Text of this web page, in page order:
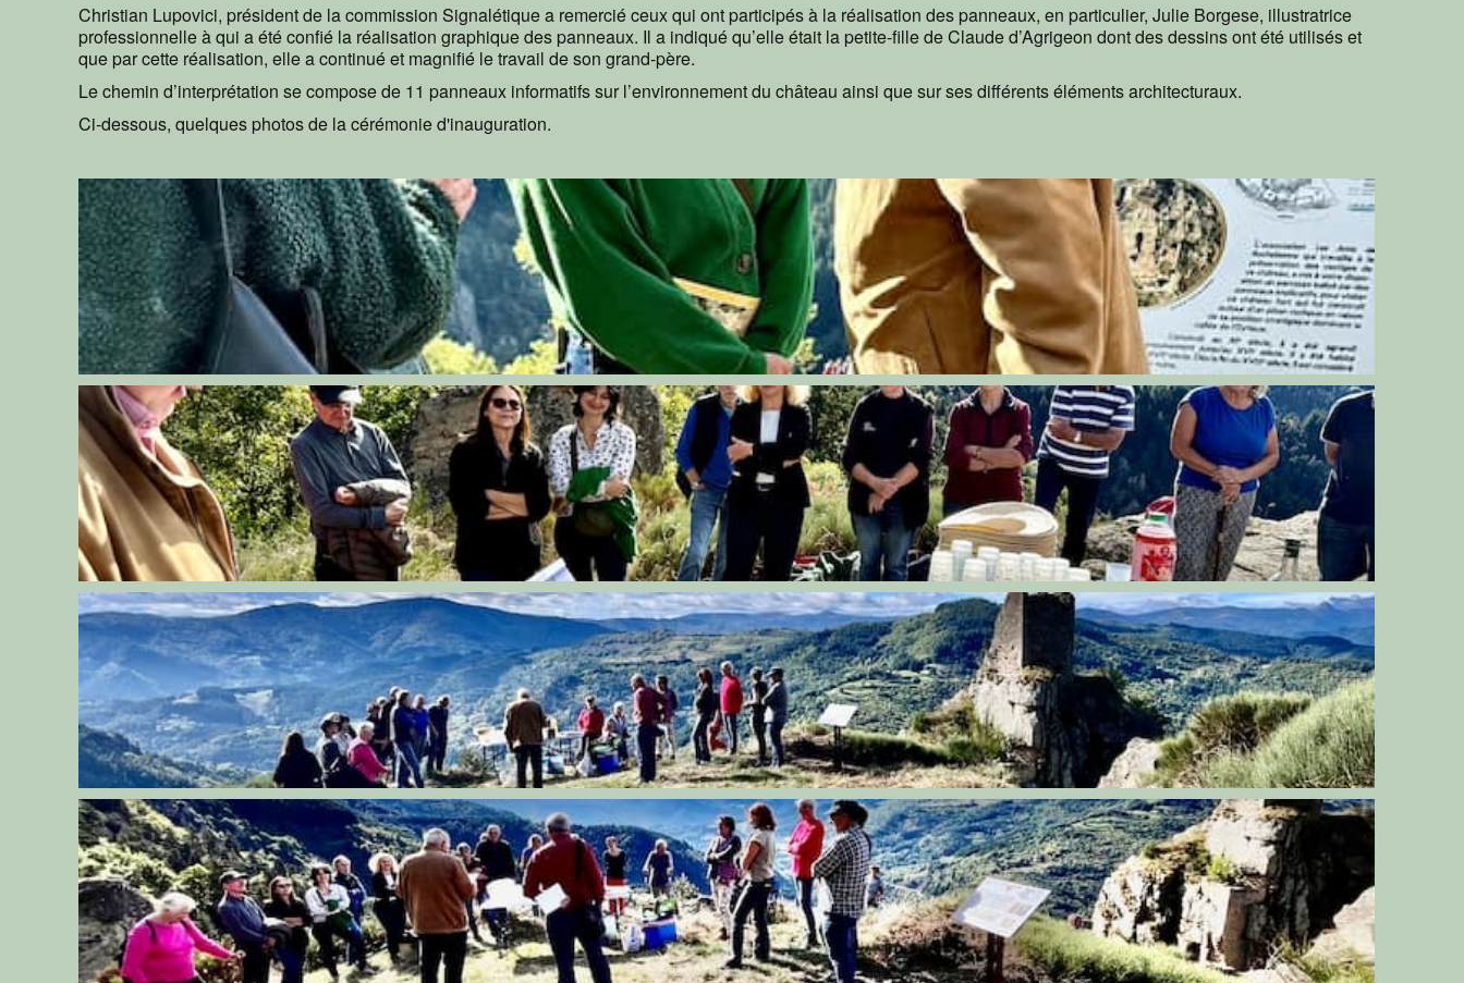
Christian Lupovici, président de la commission Signalétique a remercié ceux qui ont participés à la réalisation des panneaux, en particulier, Julie Borgese, illustratrice
professionnelle à qui a été confié la réalisation graphique des panneaux. Il a indiqué qu’elle était la petite-fille de Claude d’Agrigeon dont des dessins ont été utilisés et
que par cette réalisation, elle a continué et magnifié le travail de son grand-père.
Le chemin d’interprétation se compose de 11 panneaux informatifs sur l’environnement du château ainsi que sur ses différents éléments architecturaux.
Ci-dessous, quelques photos de la cérémonie d'inauguration.